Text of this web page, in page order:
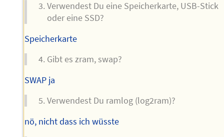
Verwendest Du eine Speicherkarte, USB-Stick
oder eine SSD?
Speicherkarte
Gibt es zram, swap?
SWAP ja
Verwendest Du ramlog (log2ram)?
nö, nicht dass ich wüsste